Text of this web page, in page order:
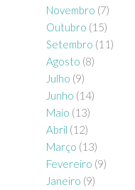
Novembro (7)
Outubro (15)
Setembro (11)
Agosto (8)
Julho (9)
Junho (14)
Maio (13)
Abril (12)
Março (13)
Fevereiro (9)
Janeiro (9)